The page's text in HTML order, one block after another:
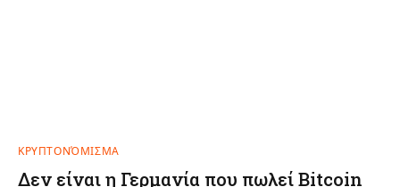
ΚΡΥΠΤΟΝΌΜΙΣΜΑ
Δεν είναι η Γερμανία που πωλεί Bitcoin